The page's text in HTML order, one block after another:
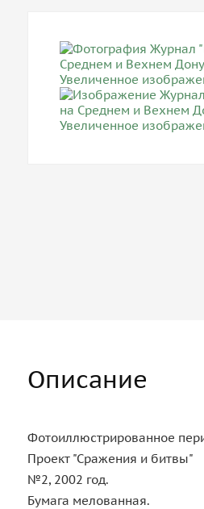
Описание
Фотоиллюстрированное
Проект "Сражения и битвы"
№2, 2002 год.
Бумага мелованная.